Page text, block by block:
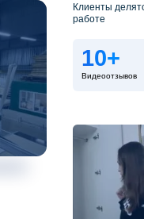
Клиенты
работе
10+
Видеоотзывов